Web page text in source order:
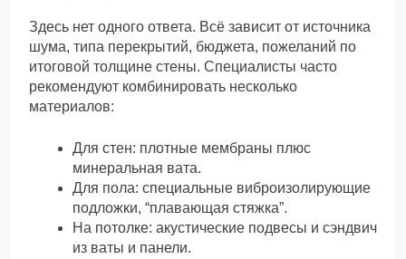
Здесь нет одного ответа. Всё зависит от источника
шума, типа перекрытий, бюджета, пожеланий по
итоговой толщине стены. Специалисты часто
рекомендуют комбинировать несколько
материалов:
Для стен: плотные мембраны плюс
минеральная вата.
Для пола: специальные виброизолирующие
подложки, “плавающая стяжка”.
На потолке: акустические подвесы и сэндвич
из ваты и панели.